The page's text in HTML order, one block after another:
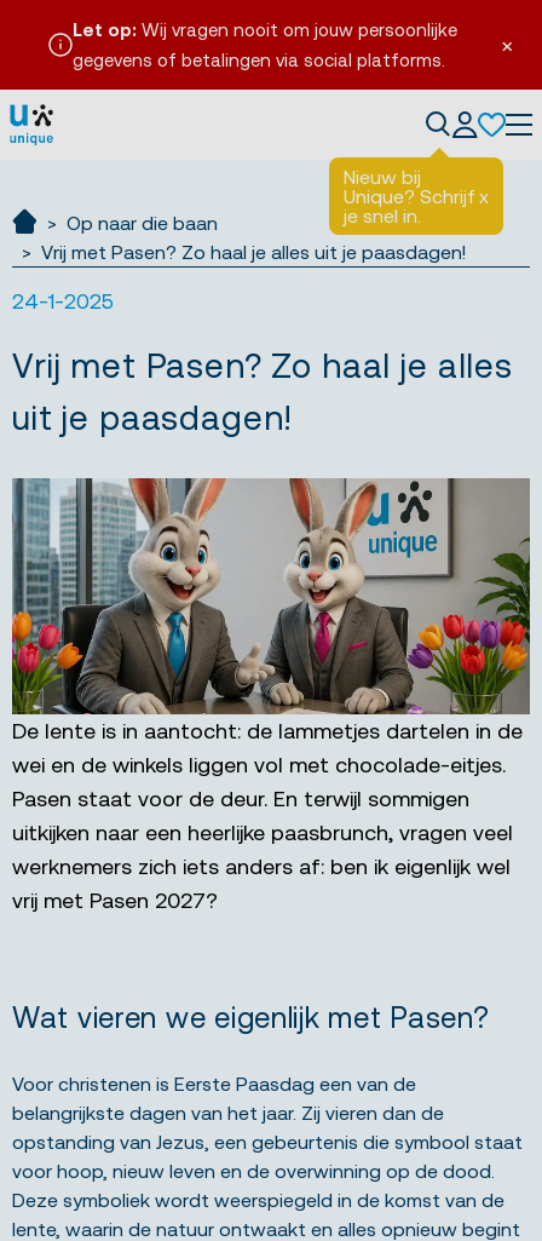
×
Let op: Wij vragen nooit om jouw persoonlijke
gegevens of betalingen via social platforms.
Nieuw bij
Unique? Schrijf
je snel in.
x
Ik zoek werk
Op naar die baan
Vrij met Pasen? Zo haal je alles uit je paasdagen!
24-1-2025
Vrij met Pasen? Zo haal je alles
uit je paasdagen!
De lente is in aantocht: de lammetjes dartelen in de
wei en de winkels liggen vol met chocolade-eitjes.
Pasen staat voor de deur. En terwijl sommigen
uitkijken naar een heerlijke paasbrunch, vragen veel
werknemers zich iets anders af: ben ik eigenlijk wel
vrij met Pasen 2027?
Wat vieren we eigenlijk met Pasen?
Voor christenen is Eerste Paasdag een van de
belangrijkste dagen van het jaar. Zij vieren dan de
opstanding van Jezus, een gebeurtenis die symbool staat
voor hoop, nieuw leven en de overwinning op de dood.
Deze symboliek wordt weerspiegeld in de komst van de
lente, waarin de natuur ontwaakt en alles opnieuw begint